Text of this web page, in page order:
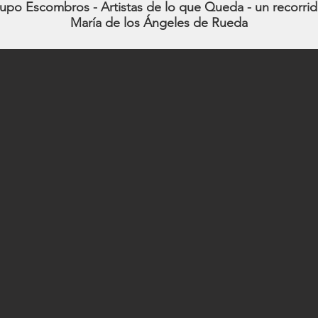
Escombros - Artistas de lo que Queda - un
María de los Ángeles de Rueda